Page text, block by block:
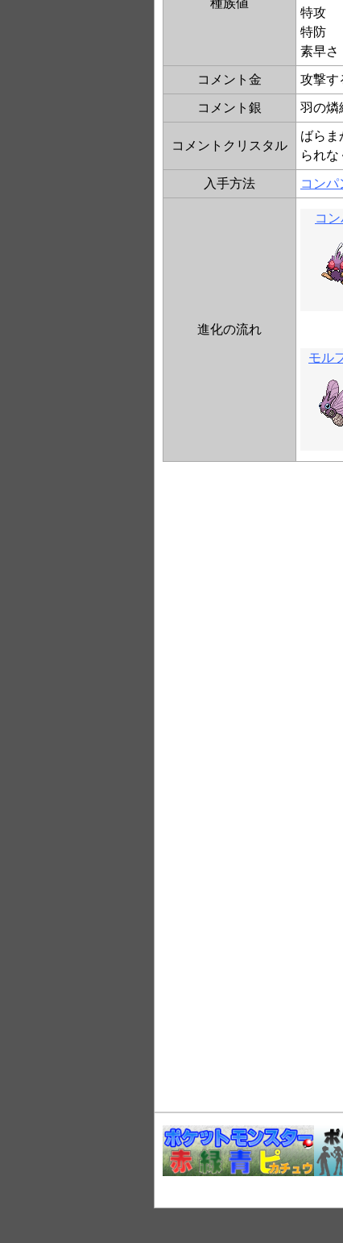
種族値
特攻
特防
素早さ
コメント金 攻撃す
コメント銀 羽の燐
コメントクリスタル
ばらま
られな
入手方法 コンパ
進化の流れ
コ
モル